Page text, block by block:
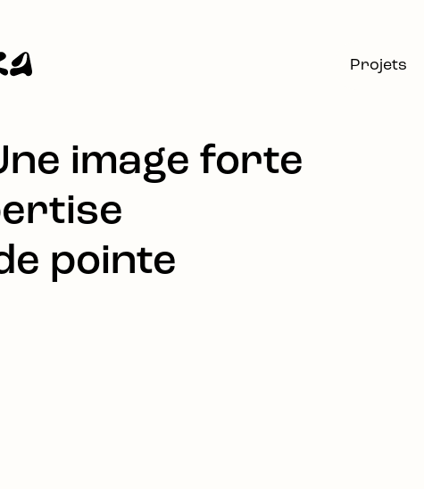
Projets
image forte
pointe